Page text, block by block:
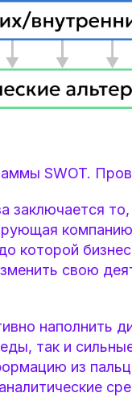
SWOT.
заключается
которой
свою
наполнить
так и
из